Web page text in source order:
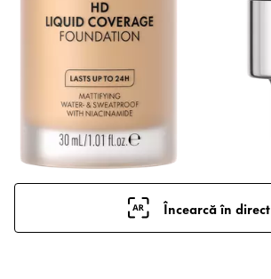
Încearcă în direct